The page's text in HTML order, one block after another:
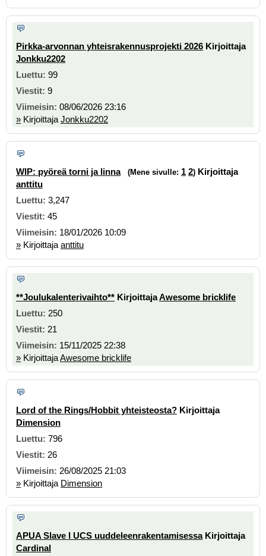
Pirkka-arvonnan yhteisrakennusprojekti 2026 Kirjoittaja
Jonkku2202
99
9
08/06/2026 23:16
» Kirjoittaja Jonkku2202
WIP: pyöreä torni ja linna (Mene sivulle: 1 2) Kirjoittaja
anttitu
3,247
45
18/01/2026 10:09
» Kirjoittaja anttitu
**Joulukalenterivaihto** KirjoittajaAwesome bricklife
250
21
15/11/2025 22:38
» KirjoittajaAwesome bricklife
Lord of the Rings/Hobbit yhteisteosta? Kirjoittaja
Dimension
796
26
26/08/2025 21:03
» Kirjoittaja Dimension
APUA Slave I UCS uuddeleenrakentamisessa Kirjoittaja
Cardinal